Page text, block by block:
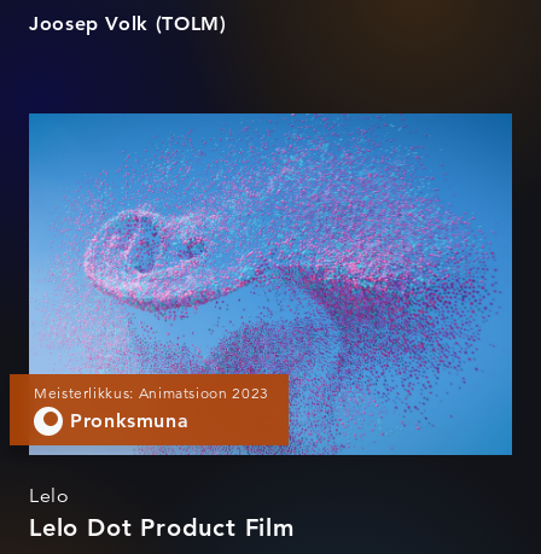
Joosep Volk (TOLM)
Lelo Dot Product Film
Meisterlikkus: Animatsioon 2023
Pronksmuna
Lelo
Lelo Dot Product Film